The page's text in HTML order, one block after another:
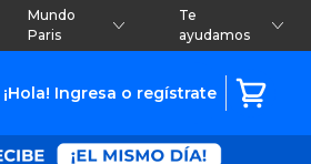
Mundo
Paris
Te
ayudamos
¡Hola! Ingresa o regístrate